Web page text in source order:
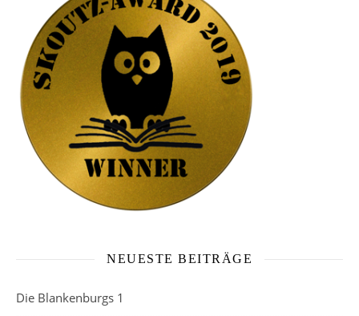
NEUESTE BEITRÄGE
Die Blankenburgs 1